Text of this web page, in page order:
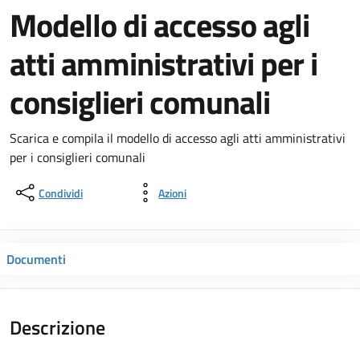
Modello di accesso agli
atti amministrativi per i
consiglieri comunali
Scarica e compila il modello di accesso agli atti amministrativi
per i consiglieri comunali
Condividi Azioni
Documenti
Descrizione